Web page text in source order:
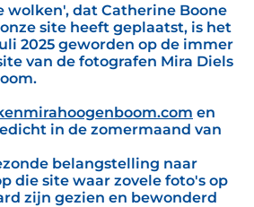
wolken', dat Catherine Boone
onze site heeft geplaatst, is het
2025 geworden op de immer
van de fotografen Mira Diels
en
in de zomermaand van
belangstelling naar
die site waar zovele foto's op
zijn gezien en bewonderd